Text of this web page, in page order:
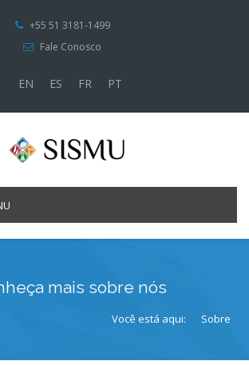
+55 51 3181-1499
Fale Conosco
EN ES FR PT
mais sobre nós
Você está aqui: Sobre